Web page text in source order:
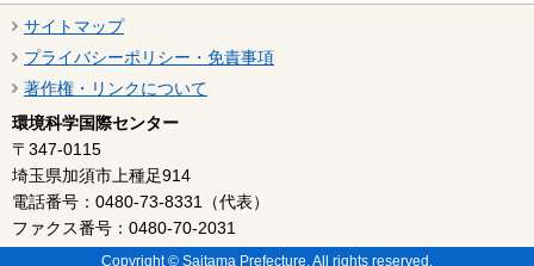
サイトマップ
プライバシーポリシー・免責事項
著作権・リンクについて
環境科学国際センター
〒347-0115
埼玉県加須市上種足914
電話番号：0480-73-8331（代表）
ファクス番号：0480-70-2031
Copyright © Saitama Prefecture, All rights reserved.